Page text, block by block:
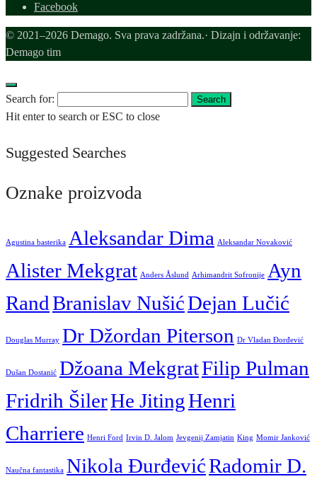
Facebook
© 2021–2026 Demago. Sva prava zadržana.· Dizajn i održavanje:
Demago tim
Search for: Search
Hit enter to search or ESC to close
Suggested Searches
Oznake proizvoda
Agustina basterika Aleksandar Dima Aleksandar Novaković
Alister Mekgrat Anders Åslund Arhimandrit Sofronije Ayn
RandBranislav NušićDejan Lučić
Douglas Murray Dr Džordan Piterson Dr Vladan Đorđević
Dušan Dostanić Džoana MekgratFilip Pulman
Fridrih ŠilerHe JitingHenri
Charriere Henri Ford Irvin D. Jalom Jevgenij Zamjatin King Momir Janković
Naučna fantastika Nikola ĐurđevićRadomir D.